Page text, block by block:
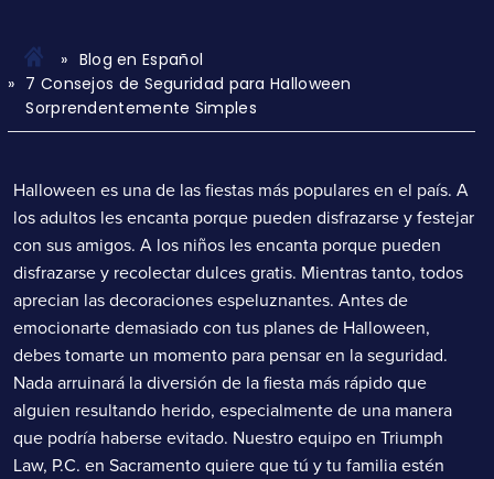
Blog en Español
7 Consejos de Seguridad para Halloween
Sorprendentemente Simples
Halloween es una de las fiestas más populares en el país. A
los adultos les encanta porque pueden disfrazarse y festejar
con sus amigos. A los niños les encanta porque pueden
disfrazarse y recolectar dulces gratis. Mientras tanto, todos
aprecian las decoraciones espeluznantes. Antes de
emocionarte demasiado con tus planes de Halloween,
debes tomarte un momento para pensar en la seguridad.
Nada arruinará la diversión de la fiesta más rápido que
alguien resultando herido, especialmente de una manera
que podría haberse evitado. Nuestro equipo en Triumph
Law, P.C. en Sacramento quiere que tú y tu familia estén